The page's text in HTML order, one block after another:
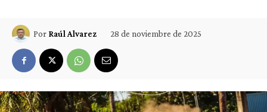
Por Raúl Alvarez 28 de noviembre de 2025